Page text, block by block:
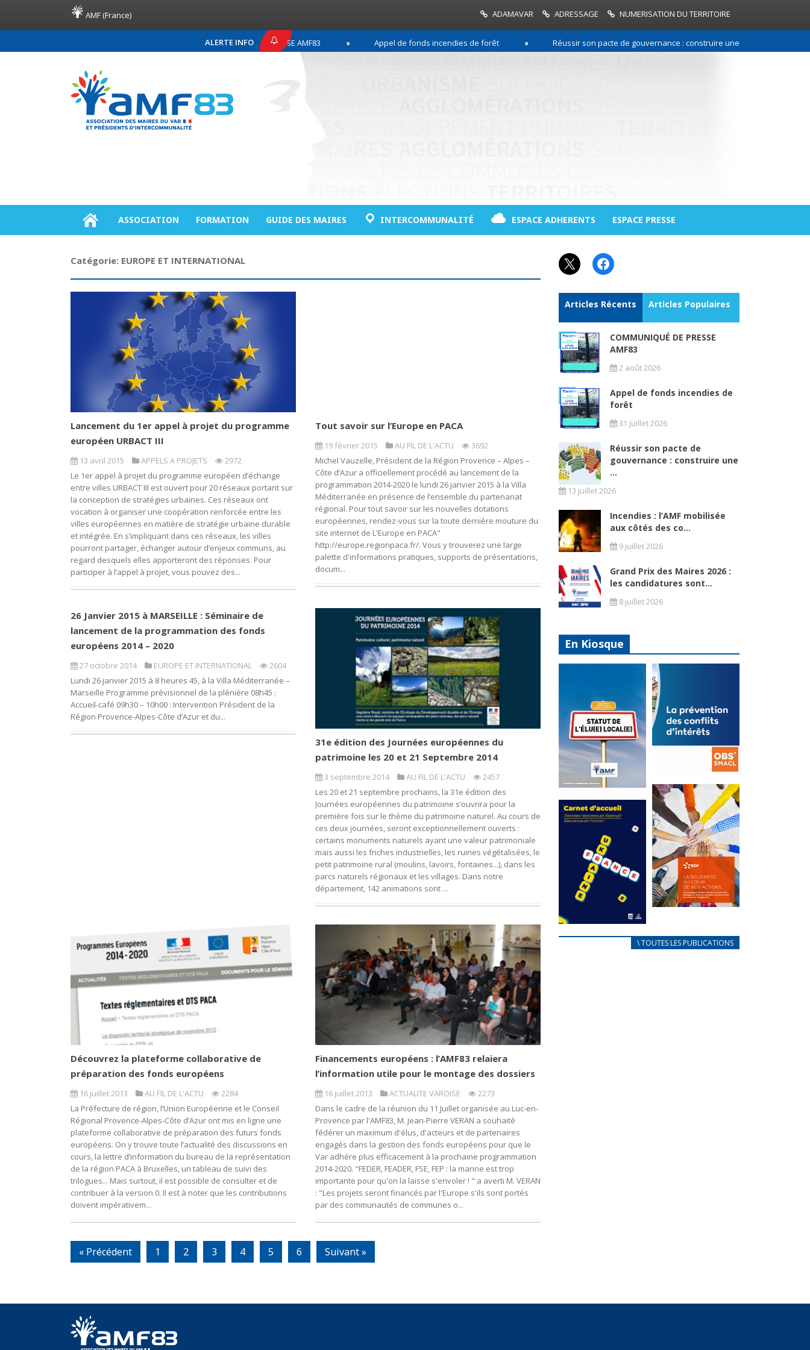
AMF (France) ADAMAVAR ADRESSAGE NUMERISATION DU TERRITOIRE
ALERTE INFO
COMMUNIQUÉ DE PRESSE AMF83 Appel de fonds incendies de forêt Réussir son pacte de gouvernance : construire une relation de confiance
ASSOCIATION FORMATION GUIDE DES MAIRES INTERCOMMUNALITÉ ESPACE ADHERENTS ESPACE PRESSE
Catégorie: EUROPE ET INTERNATIONAL
Lancement du 1er appel à projet du programme
européen URBACT III
13 avril 2015 APPELS A PROJETS
2972
Le 1er appel à projet du programme européen d’échange
entre villes URBACT III est ouvert pour 20 réseaux portant sur
la conception de stratégies urbaines. Ces réseaux ont
vocation à organiser une coopération renforcée entre les
villes européennes en matière de stratégie urbaine durable
et intégrée. En s’impliquant dans ces réseaux, les villes
pourront partager, échanger autour d’enjeux communs, au
regard desquels elles apporteront des réponses. Pour
participer à l’appel à projet, vous pouvez des...
Tout savoir sur l’Europe en PACA
19 février 2015 AU FIL DE L'ACTU
3692
Michel Vauzelle, Président de la Région Provence – Alpes –
Côte d’Azur a officiellement procédé au lancement de la
programmation 2014-2020 le lundi 26 janvier 2015 à la Villa
Méditerranée en présence de l’ensemble du partenariat
régional. Pour tout savoir sur les nouvelles dotations
européennes, rendez-vous sur la toute dernière mouture du
site internet de L'Europe en PACA"
http://europe.regionpaca.fr/. Vous y trouverez une large
palette d'informations pratiques, supports de présentations,
docum...
26 Janvier 2015 à MARSEILLE : Séminaire de
lancement de la programmation des fonds
européens 2014 – 2020
27 octobre 2014 EUROPE ET INTERNATIONAL
2604
Lundi 26 janvier 2015 à 8 heures 45, à la Villa Méditerranée –
Marseille Programme prévisionnel de la plénière 08h45 :
Accueil-café 09h30 – 10h00 : Intervention Président de la
Région Provence-Alpes-Côte d’Azur et du...
31e édition des Journées européennes du
patrimoine les 20 et 21 Septembre 2014
3 septembre 2014 AU FIL DE L'ACTU
2457
Les 20 et 21 septembre prochains, la 31e édition des
Journées européennes du patrimoine s’ouvrira pour la
première fois sur le thème du patrimoine naturel. Au cours de
ces deux journées, seront exceptionnellement ouverts :
certains monuments naturels ayant une valeur patrimoniale
mais aussi les friches industrielles, les ruines végétalisées, le
petit patrimoine rural (moulins, lavoirs, fontaines...), dans les
parcs naturels régionaux et les villages. Dans notre
département, 142 animations sont ...
Découvrez la plateforme collaborative de
préparation des fonds européens
16 juillet 2013 AU FIL DE L'ACTU
2284
La Préfecture de région, l’Union Européenne et le Conseil
Régional Provence-Alpes-Côte d’Azur ont mis en ligne une
plateforme collaborative de préparation des futurs fonds
européens. On y trouve toute l’actualité des discussions en
cours, la lettre d’information du bureau de la représentation
de la région PACA à Bruxelles, un tableau de suivi des
trilogues... Mais surtout, il est possible de consulter et de
contribuer à la version 0. Il est à noter que les contributions
doivent impérativem...
Financements européens : l’AMF83 relaiera
l’information utile pour le montage des dossiers
16 juillet 2013 ACTUALITE VAROISE
2273
Dans le cadre de la réunion du 11 Juillet organisée au Luc-en-
Provence par l'AMF83, M. Jean-Pierre VERAN a souhaité
fédérer un maximum d'élus, d'acteurs et de partenaires
engagés dans la gestion des fonds européens pour que le
Var adhére plus efficacement à la prochaine programmation
2014-2020. "FEDER, FEADER, FSE, FEP : la manne est trop
importante pour qu'on la laisse s'envoler ! " a averti M. VERAN
: "Les projets seront financés par l'Europe s'ils sont portés
par des communautés de communes o...
« Précédent 1 2 3 4 5 6 Suivant »
X Facebook
Articles Récents Articles Populaires
COMMUNIQUÉ DE PRESSE
AMF83
2 août 2026
Appel de fonds incendies de
forêt
31 juillet 2026
Réussir son pacte de
gouvernance : construire une
...
13 juillet 2026
Incendies : l’AMF mobilisée
aux côtés des co...
9 juillet 2026
Grand Prix des Maires 2026 :
les candidatures sont...
8 juillet 2026
En Kiosque
Statut de
l’élu local
Mise à jour avril
2024
FEUILLETER
La
prévention
des conflits
d’intérêts
18 septembre 2023
FEUILLETER
au coeur de
nos actions
\ TOUTES LES PUBLICATIONS